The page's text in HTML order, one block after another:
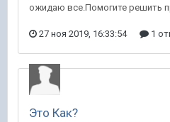
ожидаю все.Помогите решить
27 ноя 2019, 16:33:54 1
Это Как?